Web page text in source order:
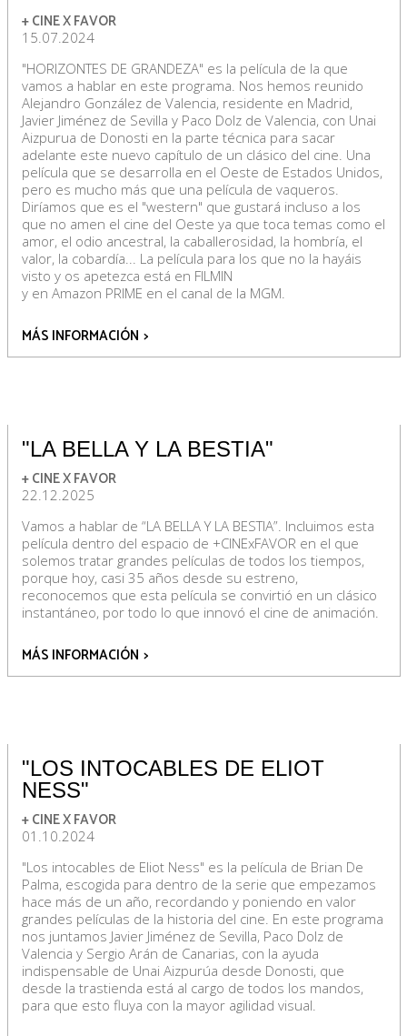
+ CINE X FAVOR
15.07.2024
"HORIZONTES DE GRANDEZA" es la película de la que
vamos a hablar en este programa. Nos hemos reunido
Alejandro González de Valencia, residente en Madrid,
Javier Jiménez de Sevilla y Paco Dolz de Valencia, con Unai
Aizpurua de Donosti en la parte técnica para sacar
adelante este nuevo capítulo de un clásico del cine. Una
película que se desarrolla en el Oeste de Estados Unidos,
pero es mucho más que una película de vaqueros.
Diríamos que es el "western" que gustará incluso a los
que no amen el cine del Oeste ya que toca temas como el
amor, el odio ancestral, la caballerosidad, la hombría, el
valor, la cobardía... La película para los que no la hayáis
visto y os apetezca está en FILMIN
y en Amazon PRIME en el canal de la MGM.
MÁS INFORMACIÓN >
"LA BELLA Y LA BESTIA"
+ CINE X FAVOR
22.12.2025
Vamos a hablar de “LA BELLA Y LA BESTIA”. Incluimos esta
película dentro del espacio de +CINExFAVOR en el que
solemos tratar grandes películas de todos los tiempos,
porque hoy, casi 35 años desde su estreno,
reconocemos que esta película se convirtió en un clásico
instantáneo, por todo lo que innovó el cine de animación.
MÁS INFORMACIÓN >
"LOS INTOCABLES DE ELIOT
NESS"
+ CINE X FAVOR
01.10.2024
"Los intocables de Eliot Ness" es la película de Brian De
Palma, escogida para dentro de la serie que empezamos
hace más de un año, recordando y poniendo en valor
grandes películas de la historia del cine. En este programa
nos juntamos Javier Jiménez de Sevilla, Paco Dolz de
Valencia y Sergio Arán de Canarias, con la ayuda
indispensable de Unai Aizpurúa desde Donosti, que
desde la trastienda está al cargo de todos los mandos,
para que esto fluya con la mayor agilidad visual.